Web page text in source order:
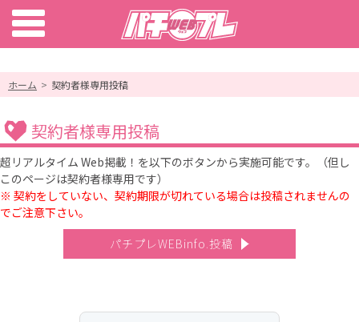
ホーム 契約者様専用投稿
契約者様専用投稿
超リアルタイム Web掲載！を以下のボタンから実施可能です。（但し
このページは契約者様専用です）
※ 契約をしていない、契約期限が切れている場合は投稿されませんの
でご注意下さい。
パチプレWEBinfo.投稿